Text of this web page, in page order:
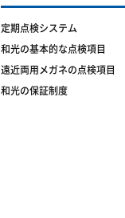
定期点検システム
和光の基本的な点検項目
遠近両用メガネの点検項目
和光の保証制度